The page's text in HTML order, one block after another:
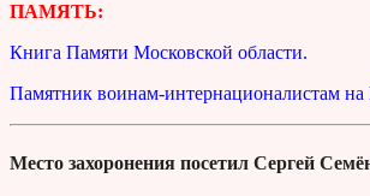
ПАМЯТЬ:
Книга Памяти Московской области.
Памятник воинам-интернационалистам
Место захоронения посетил Сергей